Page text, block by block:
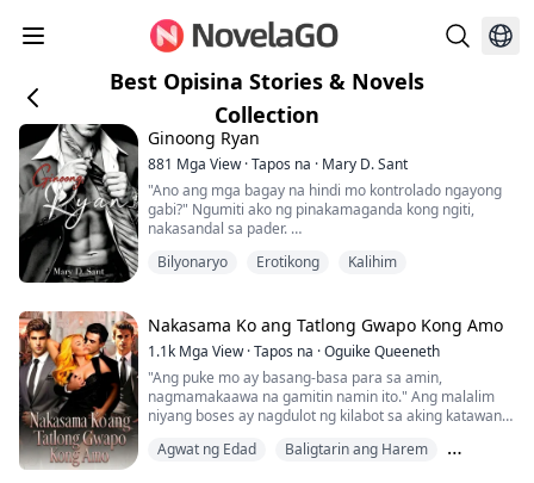
Best Opisina Stories & Novels
Collection
Ginoong Ryan
881 Mga View·Tapos na · Mary D. Sant
"Ano ang mga bagay na hindi mo kontrolado ngayong
gabi?" Ngumiti ako ng pinakamaganda kong ngiti,
nakasandal sa pader.
sobrang lapit,
Ang kanyang bibig ay sumakop sa akin nang sabik,
medyo bastos.
Ang kanyang dila ay nag-iwan sa akin ng walang
hining...
Bilyonaryo Erotikong Kalihim
Nakasama Ko ang Tatlong Gwapo Kong Amo
1.1k Mga View·Tapos na ·Oguike Queeneth
"Ang puke mo ay basang-basa para sa amin,
nagmamakaawa na gamitin namin ito." Ang malalim
niyang boses ay nagdulot ng kilabot sa aking katawan.
"Gusto mo ba 'yan, mahal? Gusto mo bang ibigay
Agwat ng Edad
Baligtarin ang Harem